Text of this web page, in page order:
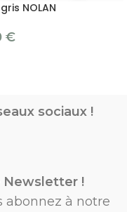
NOLAN
€
sociaux !
Newsletter !
abonnez à notre